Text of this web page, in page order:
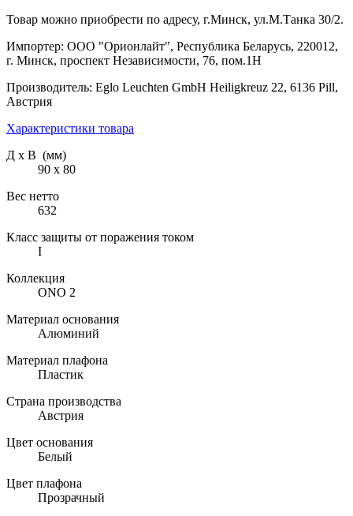
Товар можно приобрести по адресу, г.Минск, ул.М.Танка 30/2.
Импортер: ООО "Орионлайт", Республика Беларусь, 220012,
г. Минск, проспект Независимости, 76, пом.1Н
Производитель: Eglo Leuchten GmbH Heiligkreuz 22, 6136 Pill,
Австрия
Характеристики товара
Д х В (мм)
90 х 80
Вес нетто
632
Класс защиты от поражения током
I
Коллекция
ONO 2
Материал основания
Алюминий
Материал плафона
Пластик
Страна производства
Австрия
Цвет основания
Белый
Цвет плафона
Прозрачный